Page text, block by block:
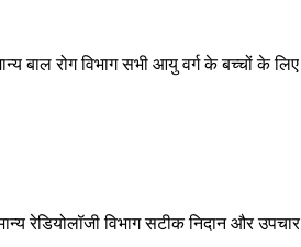
बाल रोग विभाग सभी आयु वर्ग के बच्चों के
रेडियोलॉजी विभाग सटीक निदान और